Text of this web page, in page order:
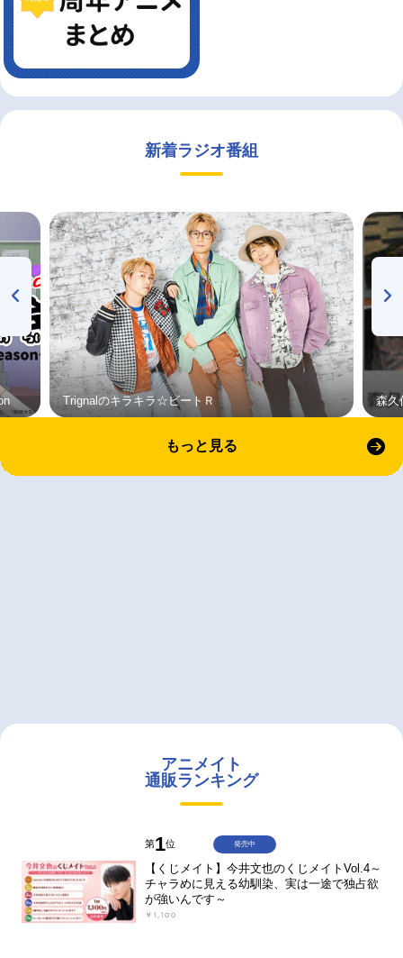
新着ラジオ番組
Trignalのキラキラ☆ビートＲ 森久
もっと見る
アニメイト
通販ランキング
第1位
【くじメイト】今井文也のくじメイトVol.4～
チャラめに見える幼馴染、実は一途で独占欲
が強いんです～
￥1,100
発売中